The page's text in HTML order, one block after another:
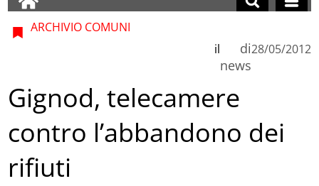
ARCHIVIO COMUNI
di
news
il 28/05/2012
Gignod, telecamere
contro l’abbandono dei
rifiuti